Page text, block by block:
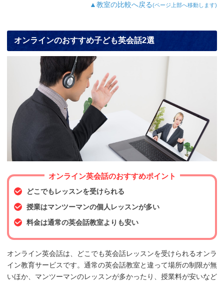
▲教室の比較へ戻る(ページ上部へ移動します)
オンラインのおすすめ子ども英会話2選
オンライン英会話のおすすめポイント
どこでもレッスンを受けられる
授業はマンツーマンの個人レッスンが多い
料金は通常の英会話教室よりも安い
オンライン英会話は、どこでも英会話レッスンを受けられるオンラ
イン教育サービスです。通常の英会話教室と違って場所の制限が無
いほか、マンツーマンのレッスンが多かったり、授業料が安いなど